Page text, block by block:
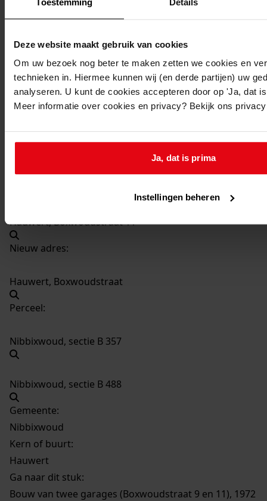
Deze website maakt gebruik van cookies
Om uw bezoek nog beter te maken zetten we cookies en
technieken in. Hiermee kunnen wij (en derde partijen) uw
analyseren. U kunt de cookies accepteren door op 'Ja, dat
Meer informatie over cookies en privacy? Bekijk ons
Ja, dat is prima
Instellingen beheren
Bouw van twee garages (Boxwoudstraat 9 en 11),
Datering:
1972
Beschrijving:
Bouw van twee garages (Boxwoudstraat 9 en 11)
Datum vergunning:
26-01-1972
Adres:
Hauwert, Boxwoudstraat 9
Hauwert, Boxwoudstraat 11
Nieuw adres:
Hauwert, Boxwoudstraat
Perceel:
Nibbixwoud, sectie B 357
Nibbixwoud, sectie B 488
Gemeente:
Nibbixwoud
Kern of buurt:
Hauwert
Ga naar dit stuk:
Bouw van twee garages (Boxwoudstraat 9 en 11), 1972